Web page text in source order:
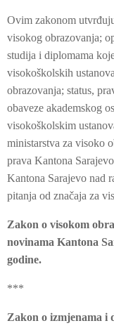
Ovim zakonom
visokog obrazovanja;
studija i diplomama
visokoškolskih
obrazovanja; status,
obaveze akademskog
visokoškolskim
ministarstva za visoko
prava Kantona
Kantona Sarajevo nad
pitanja od značaja za
Zakon o visokom
novinama Kantona
godine.
***
Zakon o izmjenama i